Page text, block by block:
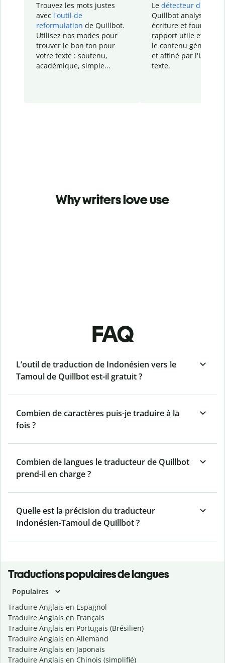
Trouvez les mots justes
avec l'outil de
reformulation de Quillbot.
Utilisez nos modes pour
trouver le bon ton pour
votre texte : soutenu,
académique, simple...
Le détecteur d'IA
Quillbot analyse votre
écriture et fournit un
rapport utile et
le contenu généré
et affiné par l'IA
texte.
Why writers love use
FAQ
L’outil de traduction de Indonésien vers le
Tamoul de Quillbot est-il gratuit ?
Combien de caractères puis-je traduire à la
fois ?
Combien de langues le traducteur de Quillbot
prend-il en charge ?
Quelle est la précision du traducteur
Indonésien-Tamoul de Quillbot ?
Traductions populaires de langues
Populaires
Traduire Anglais en Espagnol
Traduire Anglais en Français
Traduire Anglais en Portugais (Brésilien)
Traduire Anglais en Allemand
Traduire Anglais en Japonais
Traduire Anglais en Chinois (simplifié)